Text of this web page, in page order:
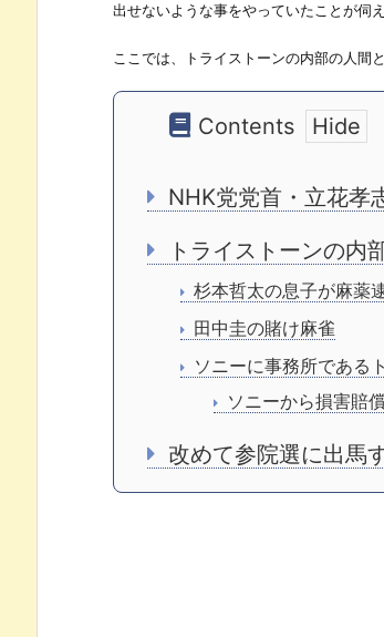
出せないような事をやっていたことが伺え
ここでは、トライストーンの内部の人間
Contents
NHK党党首・立花孝
トライストーンの内
杉本哲太の息子が麻薬
田中圭の賭け麻雀
ソニーに事務所である
ソニーから損害賠
改めて参院選に出馬